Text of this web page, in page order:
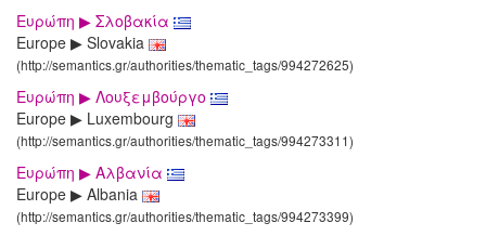
Ευρώπη ▶ Σλοβακία
Europe ▶ Slovakia
(http://semantics.gr/authorities/thematic_tags/994272625)
Ευρώπη ▶ Λουξεμβούργο
Europe ▶ Luxembourg
(http://semantics.gr/authorities/thematic_tags/994273311)
Ευρώπη ▶ Αλβανία
Europe ▶ Albania
(http://semantics.gr/authorities/thematic_tags/994273399)